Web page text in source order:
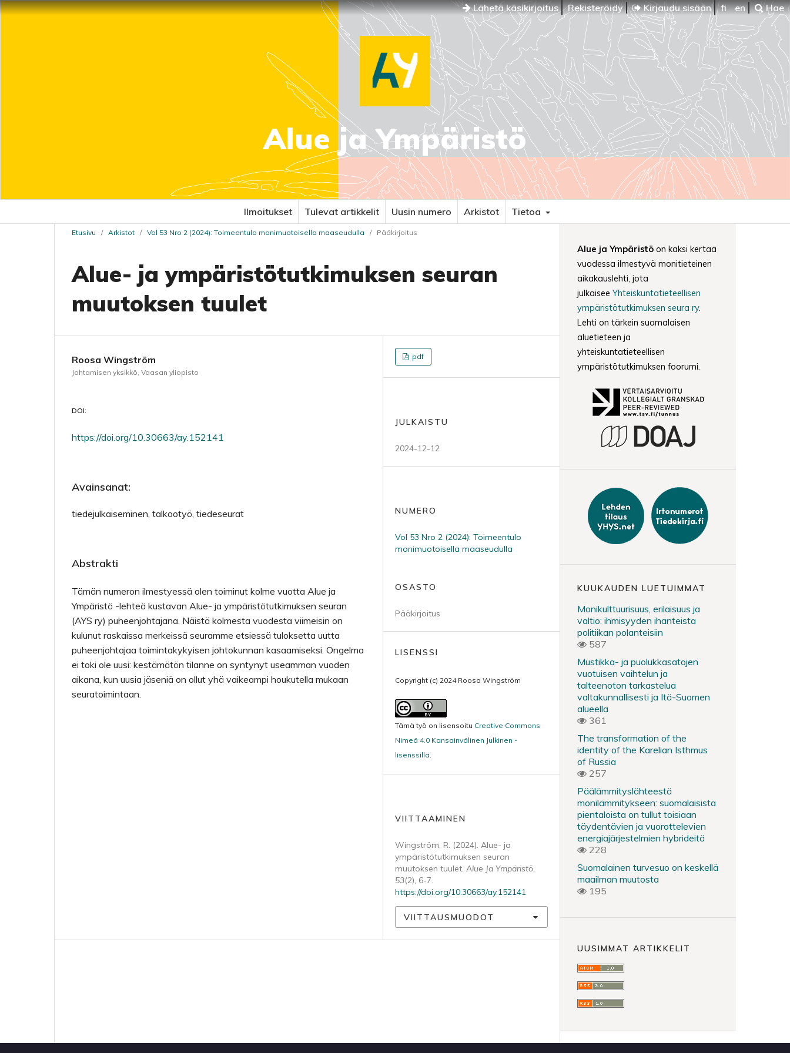
Lähetä käsikirjoitus Rekisteröidy Kirjaudu sisään fi en Hae
Alue ja Ympäristö
Ilmoitukset Tulevat artikkelit Uusin numero Arkistot Tietoa
Etusivu / Arkistot / Vol 53 Nro 2 (2024): Toimeentulo monimuotoisella maaseudulla / Pääkirjoitus
Alue- ja ympäristötutkimuksen seuran
muutoksen tuulet
Roosa Wingström
Johtamisen yksikkö, Vaasan yliopisto
DOI:
https://doi.org/10.30663/ay.152141
Avainsanat:
tiedejulkaiseminen, talkootyö, tiedeseurat
Abstrakti
Tämän numeron ilmestyessä olen toiminut kolme vuotta Alue ja
Ympäristö -lehteä kustavan Alue- ja ympäristötutkimuksen seuran
(AYS ry) puheenjohtajana. Näistä kolmesta vuodesta viimeisin on
kulunut raskaissa merkeissä seuramme etsiessä tuloksetta uutta
puheenjohtajaa toimintakykyisen johtokunnan kasaamiseksi. Ongelma
ei toki ole uusi: kestämätön tilanne on syntynyt useamman vuoden
aikana, kun uusia jäseniä on ollut yhä vaikeampi houkutella mukaan
seuratoimintaan.
pdf
JULKAISTU
2024-12-12
NUMERO
Vol 53 Nro 2 (2024): Toimeentulo
monimuotoisella maaseudulla
OSASTO
Pääkirjoitus
LISENSSI
Copyright (c) 2024 Roosa Wingström
Tämä työ on lisensoitu Creative Commons
Nimeä 4.0 Kansainvälinen Julkinen -
lisenssillä.
VIITTAAMINEN
Wingström, R. (2024). Alue- ja
ympäristötutkimuksen seuran
muutoksen tuulet. Alue Ja Ympäristö,
53(2), 6-7.
https://doi.org/10.30663/ay.152141
VIITTAUSMUODOT
Alue ja Ympäristö on kaksi kertaa
vuodessa ilmestyvä monitieteinen
aikakauslehti, jota
julkaisee Yhteiskuntatieteellisen
ympäristötutkimuksen seura ry.
Lehti on tärkein suomalaisen
aluetieteen ja
yhteiskuntatieteellisen
ympäristötutkimuksen foorumi.
KUUKAUDEN LUETUIMMAT
Monikulttuurisuus, erilaisuus ja
valtio: ihmisyyden ihanteista
politiikan polanteisiin
587
Mustikka- ja puolukkasatojen
vuotuisen vaihtelun ja
talteenoton tarkastelua
valtakunnallisesti ja Itä-Suomen
alueella
361
The transformation of the
identity of the Karelian Isthmus
of Russia
257
Päälämmityslähteestä
monilämmitykseen: suomalaisista
pientaloista on tullut toisiaan
täydentävien ja vuorottelevien
energiajärjestelmien hybrideitä
228
Suomalainen turvesuo on keskellä
maailman muutosta
195
UUSIMMAT ARTIKKELIT